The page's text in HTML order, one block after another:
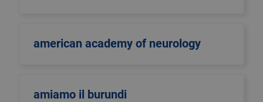
american academy of neurology
amiamo il burundi